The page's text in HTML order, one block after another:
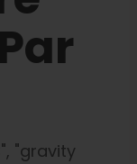
"gravity